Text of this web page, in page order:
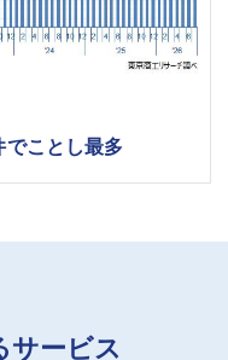
ことし最多
サービス